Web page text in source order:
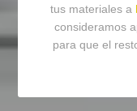
tus materiales a
consideramos
para que el